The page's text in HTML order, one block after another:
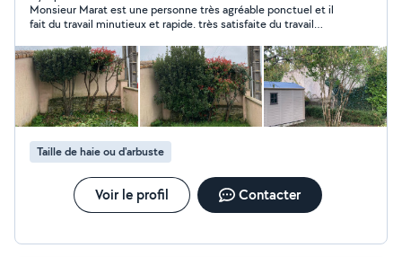
Monsieur Marat est une personne très agréable ponctuel et il
fait du travail minutieux et rapide. très satisfaite du travail
hésiter .
Taille de haie ou d'arbuste
Voir le profil Contacter